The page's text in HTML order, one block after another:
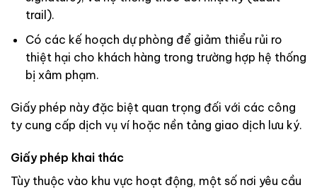
trail).
Có các kế hoạch dự phòng để giảm thiểu rủi ro
thiệt hại cho khách hàng trong trường hợp hệ thống
bị xâm phạm.
Giấy phép này đặc biệt quan trọng đối với các công
ty cung cấp dịch vụ ví hoặc nền tảng giao dịch lưu ký.
Giấy phép khai thác
Tùy thuộc vào khu vực hoạt động, một số nơi yêu cầu